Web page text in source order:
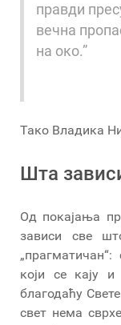
правди
вечна
на око.”
Тако Владика
Шта
Од покајања
зависи све
који се кају и
благодаћу
свет нема